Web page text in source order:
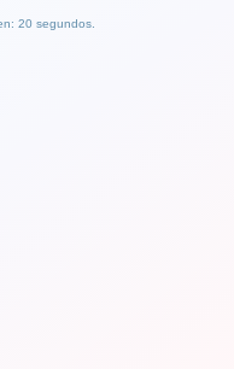
19 segundos.